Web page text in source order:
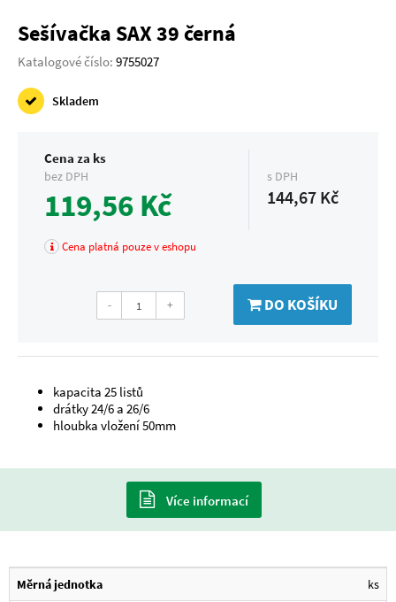
Sešívačka SAX 39 černá
Katalogové číslo: 9755027
Skladem
Cena za ks
bez DPH
119,56 Kč
s DPH
144,67 Kč
Cena platná pouze v eshopu
- + DO KOŠÍKU
kapacita 25 listů
drátky 24/6 a 26/6
hloubka vložení 50mm
Více informací
Měrná jednotka ks